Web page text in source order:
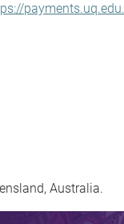
Australia.